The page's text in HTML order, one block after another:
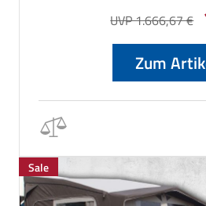
UVP 1.666,67 €
Zum
Sale